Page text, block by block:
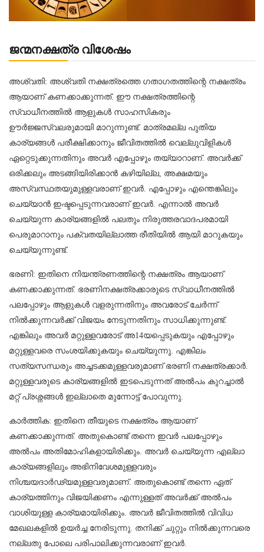
ജന്മനക്ഷത്ര വിശേഷം
അശ്വതി: അശ്വതി നക്ഷത്രത്തെ ഗതാഗതത്തിന്റെ നക്ഷത്രം
ആയാണ്‌ കണക്കാക്കുന്നത്‌. ഈ നക്ഷത്രത്തിന്റെ
സ്വാധീനത്തിൽ ആളുകൾ സാഹസികരും
ഊർജ്ജസ്വലരുമായി മാറുന്നുണ്ട്‌. മാത്രമല്ല പുതിയ
കാര്യങ്ങൾ പരീക്ഷിക്കാനും ജീവിതത്തിൽ വെല്ലുവിളികൾ
ഏറ്റെടുക്കുന്നതിനും അവർ എപ്പോഴും തയ്യാറാണ്‌. അവർക്ക്‌
ഒരിക്കലും അടങ്ങിയിരിക്കാൻ കഴിയില്ല, അക്ഷമയും
അസ്വസ്ഥതയുമുള്ളവരാണ്‌ ഇവർ. എപ്പോഴും എന്തെങ്കിലും
ചെയ്യാൻ ഇഷ്ടപ്പെടുന്നവരാണ്‌ ഇവർ. എന്നാൽ അവർ
ചെയ്യുന്ന കാര്യങ്ങളിൽ പലതും നിരുത്തരവാദപരമായി
പെരുമാറാനും പക്വതയില്ലാത്ത രീതിയിൽ ആയി മാറുകയും
ചെയ്യുന്നുണ്ട്‌.
ഭരണി: ഇതിനെ നിയന്ത്രണത്തിന്റെ നക്ഷത്രം ആയാണ്‌
കണക്കാക്കുന്നത്‌. ഭരണിനക്ഷത്രക്കാരുടെ സ്വാധീനത്തിൽ
പലപ്പോഴും ആളുകൾ വളരുന്നതിനും അവരോട്‌ ചേർന്ന്‌
നിൽക്കുന്നവർക്ക്‌ വിജയം നേടുന്നതിനും സാധിക്കുന്നുണ്ട്‌.
എങ്കിലും അവർ മറ്റുള്ളവരോട്‌ അ14യപ്പെടുകയും എപ്പോഴും
മറ്റുള്ളവരെ സംശയിക്കുകയും ചെയ്യുന്നു. എങ്കിലം
സത്യസന്ധരും അച്ചടക്കമുള്ളവരുമാണ്‌ ഭരണി നക്ഷത്രക്കാർ.
മറ്റുള്ളവരുടെ കാര്യങ്ങളിൽ ഇടപെടുന്നത്‌ അൽപം കുറച്ചാൽ
മറ്റ്‌ പ്രശ്നങ്ങൾ ഇല്ലാതെ മുന്നോട്ട്‌ പോവുന്നു.
കാർത്തിക: ഇതിനെ തീയുടെ നക്ഷത്രം ആയാണ്
കണക്കാക്കുന്നത്. അതുകൊണ്ട് തന്നെ ഇവർ പലപ്പോഴും
അൽപം അതിമോഹികളായിരിക്കും. അവർ ചെയ്യുന്ന എല്ലാ
കാര്യങ്ങളിലും അഭിനിവേശമുള്ളവരും
നിശ്ചയദാർഢ്യമുള്ളവരുമാണ്. അതുകൊണ്ട് തന്നെ ഏത്
കാര്യത്തിനും വിജയിക്കണം എന്നുള്ളത് അവർക്ക് അൽപം
വാശിയുള്ള കാര്യമായിരിക്കും. അവർ ജീവിതത്തിൽ വിവിധ
മേഖലകളിൽ ഉയർച്ച നേരിടുന്നു. തനിക്ക് ചുറ്റും നിൽക്കുന്നവരെ
നല്ലതു പോലെ പരിപാലിക്കുന്നവരാണ് ഇവർ.